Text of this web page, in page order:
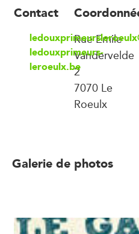
Contact
ledouxprimeurs-
leroeulx.be
Rue Emile
Vandervelde
2
7070 Le
Roeulx
Galerie de photos